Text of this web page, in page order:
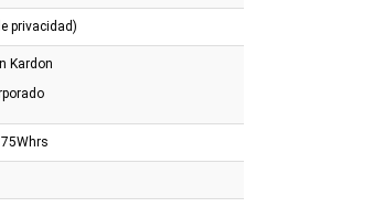
Notebook Asus Tuf Ryzen 7
16gb 512gb 15.6" 3050 FR
privacidad)
Kardon